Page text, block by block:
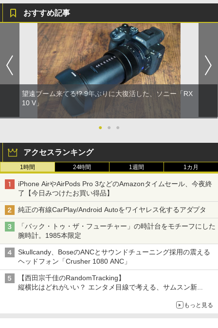
おすすめ記事
望遠ブーム来てる!? 9年ぶりに大復活した、ソニー「RX
10 V」
● ● ●
アクセスランキング
1時間 24時間 1週間 1カ月
iPhone AirやAirPods Pro 3などのAmazonタイムセール、今夜終
了【今日みつけたお買い得品】
純正の有線CarPlay/Android Autoをワイヤレス化するアダプタ
「バック・トゥ・ザ・フューチャー」の時計台をモチーフにした
腕時計。1985本限定
Skullcandy、BoseのANCとサウンドチューニング採用の震える
ヘッドフォン「Crusher 1080 ANC」
【西田宗千佳のRandomTracking】
縦横比はどれがいい？ エンタメ目線で考える、サムスン新
もっと見る